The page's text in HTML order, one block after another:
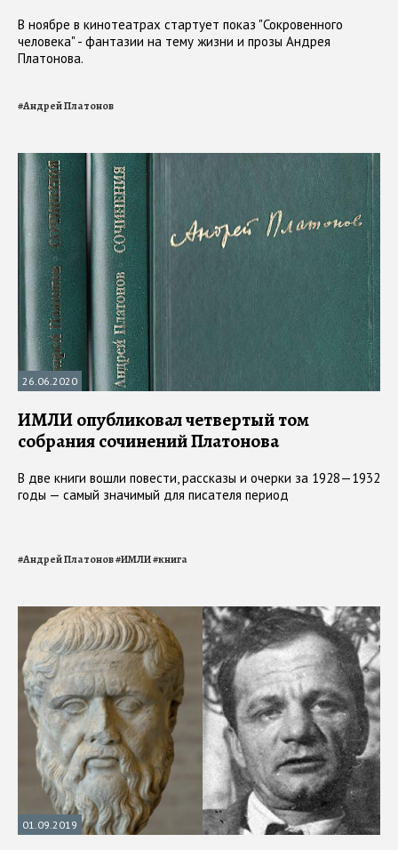
В ноябре в кинотеатрах стартует показ "Сокровенного
человека" - фантазии на тему жизни и прозы Андрея
Платонова.
#Андрей Платонов
26.06.2020
ИМЛИ опубликовал четвертый том
собрания сочинений Платонова
В две книги вошли повести, рассказы и очерки за 1928—1932
годы — самый значимый для писателя период
#Андрей Платонов#ИМЛИ#книга
01.09.2019